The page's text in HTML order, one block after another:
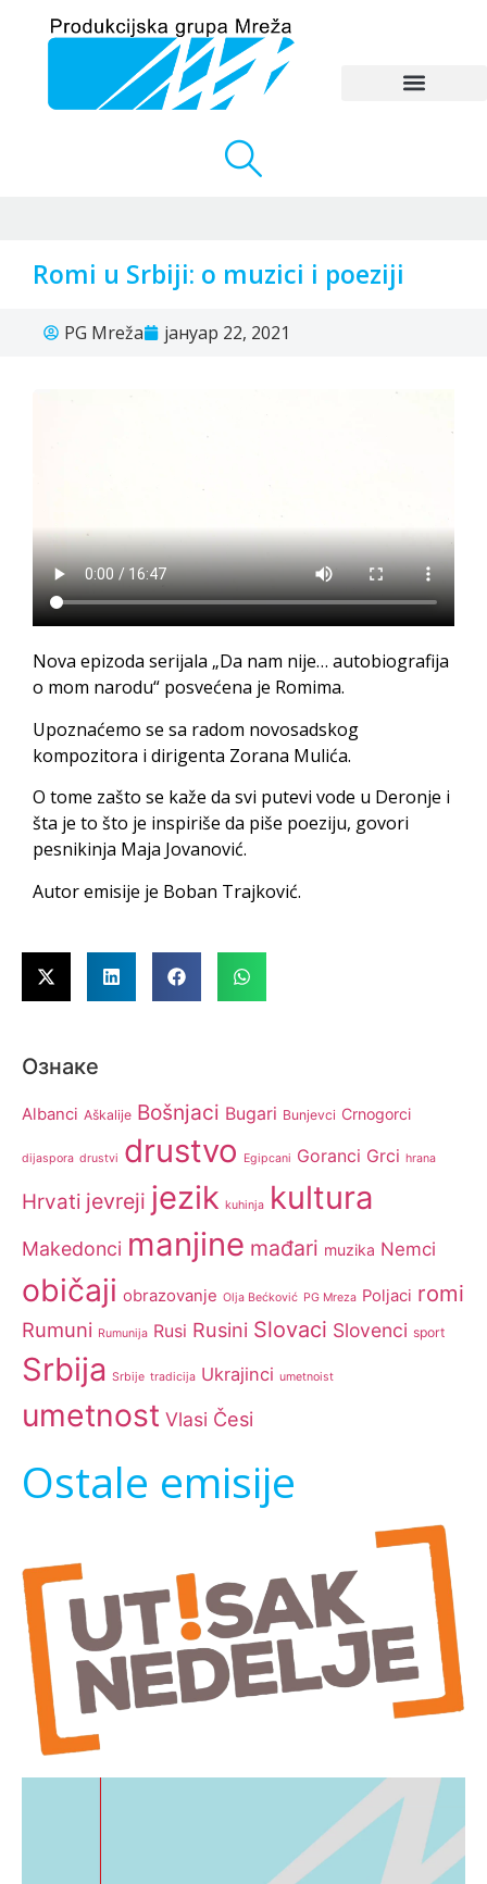
Romi u Srbiji: o muzici i poeziji
PG Mreža јануар 22, 2021
Nova epizoda serijala „Da nam nije… autobiografija
o mom narodu“ posvećena je Romima.
Upoznaćemo se sa radom novosadskog
kompozitora i dirigenta Zorana Mulića.
O tome zašto se kaže da svi putevi vode u Deronje i
šta je to što je inspiriše da piše poeziju, govori
pesnikinja Maja Jovanović.
Autor emisije je Boban Trajković.
Ознаке
Albanci Aškalije Bošnjaci Bugari Bunjevci Crnogorci
dijaspora drustvi drustvo Egipcani Goranci Grci hrana
Hrvati jevreji jezik kuhinja kultura
Makedonci manjine mađari muzika Nemci
običaji obrazovanje Olja Bećković PG Mreza Poljaci romi
Rumuni Rumunija Rusi Rusini Slovaci Slovenci sport
Srbija Srbije tradicija Ukrajinci umetnoist
umetnost Vlasi Česi
Ostale emisije